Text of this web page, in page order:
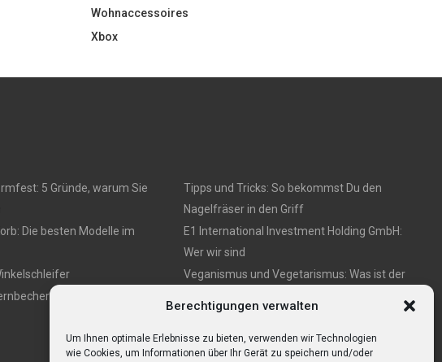
Berechtigungen verwalten
Um Ihnen optimale Erlebnisse zu bieten, verwenden wir Technologien
wie Cookies, um Informationen über Ihr Gerät zu speichern und/oder
Wohnaccessoires
Xbox
5 Gründe, warum Sie
Die besten Modelle im
– Eine Übersicht
Tipps und Tricks: So bekommst Du den
Nagelfräser in den Griff
E1 International Investment Holding GmbH:
Wer wir sind
Veganismus und Vegetarismus: Was ist der
Aufmerksamkeit erregt.